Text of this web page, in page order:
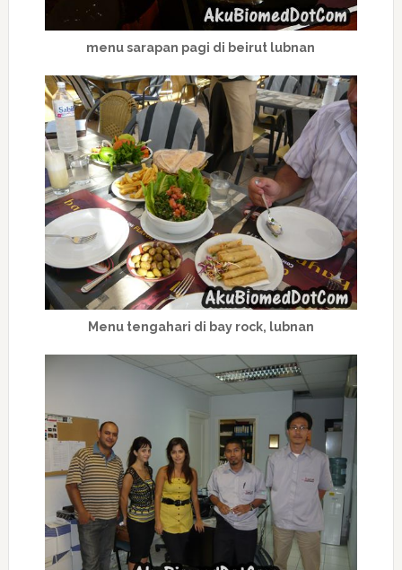
menu sarapan pagi di beirut lubnan
Menu tengahari di bay rock, lubnan